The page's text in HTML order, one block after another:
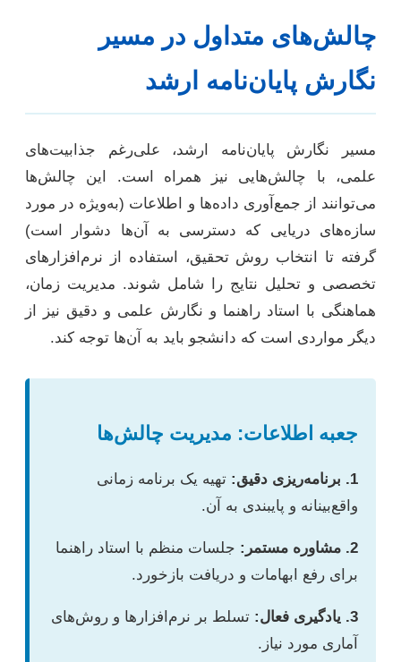
چالش‌های متداول در مسیر
نگارش پایان‌نامه ارشد
مسیر نگارش پایان‌نامه ارشد، علی‌رغم جذابیت‌های
علمی، با چالش‌هایی نیز همراه است. این چالش‌ها
می‌توانند از جمع‌آوری داده‌ها و اطلاعات (به‌ویژه در مورد
سازه‌های دریایی که دسترسی به آن‌ها دشوار است)
گرفته تا انتخاب روش تحقیق، استفاده از نرم‌افزارهای
تخصصی و تحلیل نتایج را شامل شوند. مدیریت زمان،
هماهنگی با استاد راهنما و نگارش علمی و دقیق نیز از
دیگر مواردی است که دانشجو باید به آن‌ها توجه کند.
جعبه اطلاعات: مدیریت چالش‌ها
1. برنامه‌ریزی دقیق:
تهیه یک برنامه زمانی
واقع‌بینانه و پایبندی به آن.
2. مشاوره مستمر:
جلسات منظم با استاد راهنما
برای رفع ابهامات و دریافت بازخورد.
3. یادگیری فعال:
تسلط بر نرم‌افزارها و روش‌های
آماری مورد نیاز.